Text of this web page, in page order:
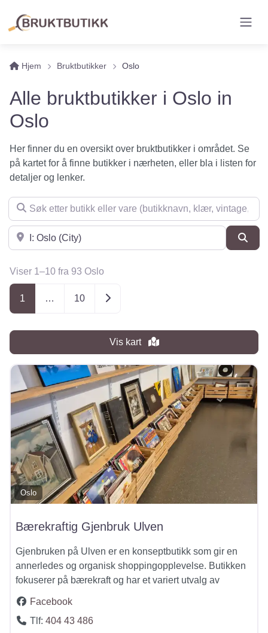
Hjem Bruktbutikker Oslo
Alle bruktbutikker i Oslo in
Oslo
Her finner du en oversikt over bruktbutikker i området. Se
på kartet for å finne butikker i nærheten, eller bla i listen for
detaljer og lenker.
Søk etter butikk eller vare (butikknavn, klær, vintage, møbler
Søk i nærheten
Viser 1–10 fra 93 Oslo
Posts navigation
1 … 10 Older posts
Vis kart
Oslo
Bærekraftig Gjenbruk Ulven
Gjenbruken på Ulven er en konseptbutikk som gir en
annerledes og organisk shoppingopplevelse. Butikken
fokuserer på bærekraft og har et variert utvalg av
Facebook
Tlf: 404 43 486